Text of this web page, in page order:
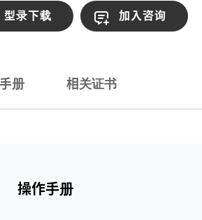
型录下载 加入咨询
册 相关证书
操作手册